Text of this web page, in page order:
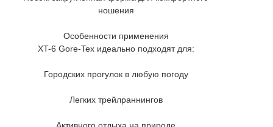
ношения
Особенности применения
XT-6 Gore-Tex идеально подходят для:
Городских прогулок в любую погоду
Легких трейлраннингов
Активного отдыха на природе